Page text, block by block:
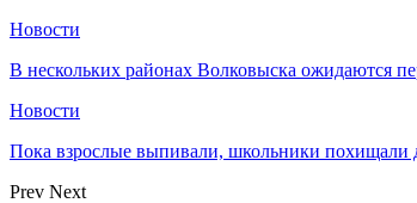
Новости
В нескольких районах Волковыска ожидаются
Новости
Пока взрослые выпивали, школьники похищали
Prev Next